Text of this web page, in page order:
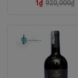
0
out
920,000₫
1₫